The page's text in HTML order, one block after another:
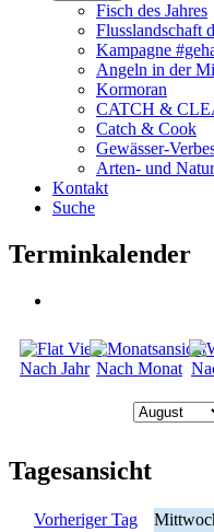
Fisch des Jahres
Flusslandschaft
Kampagne
Angeln in der
Kormoran
CATCH &
Catch & Cook
Gewässer-
Arten- und
Kontakt
Suche
Terminkalender
Nach Jahr Nach Monat
Tagesansicht
Vorheriger Tag